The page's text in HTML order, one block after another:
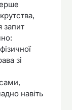
запит
зі
навіть